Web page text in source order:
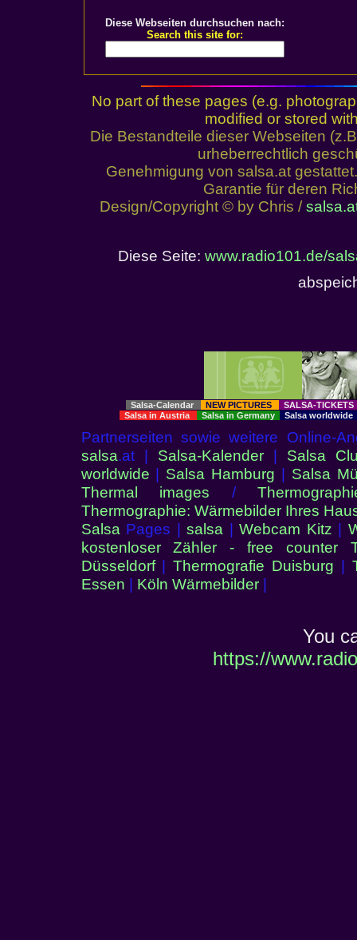
Diese Webseiten durchsuchen nach:
Search this site for:
No part of these pages (e.g.
modified or stored
Die Bestandteile dieser Webseiten
urheberrechtlich
Genehmigung von salsa.at
Garantie für deren
Design/Copyright © by Chris /
Diese Seite: www.radio101.de/
Salsa-Calendar NEW PICTURES
SALSA-
Salsa in Austria
Salsa in Germany Salsa worldwide
Partnerseiten sowie weitere
salsa.at | Salsa-Kalender| Salsa
worldwide | Salsa Hamburg | Salsa
Thermal images /
Thermographie: Wärmebilder Ihres
Salsa Pages | salsa | Webcam Kitz |
kostenloser Zähler - free counter
Düsseldorf|Thermografie Duisburg |
Essen | Köln Wärmebilder|
You
https://